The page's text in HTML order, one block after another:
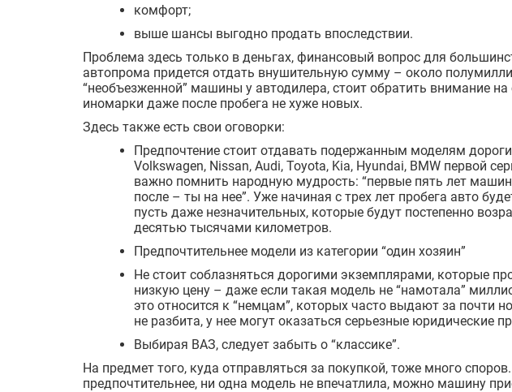
комфорт;
выше шансы выгодно продать впоследствии.
Проблема здесь только в деньгах, финансовый вопрос для
автопрома придется отдать внушительную сумму – около
“необъезженной” машины у автодилера, стоит обратить внимание
иномарки даже после пробега не хуже новых.
Здесь также есть свои оговорки:
Предпочтение стоит отдавать подержанным моделям
Volkswagen, Nissan, Audi, Toyota, Kia, Hyundai, BMW первой
важно помнить народную мудрость: “первые пять лет
после – ты на нее”. Уже начиная с трех лет пробега авто
пусть даже незначительных, которые будут постепенно
десятью тысячами километров.
Предпочтительнее модели из категории “один хозяин”
Не стоит соблазняться дорогими экземплярами, которые
низкую цену – даже если такая модель не “намотала”
это относится к “немцам”, которых часто выдают за почти
не разбита, у нее могут оказаться серьезные юридические
Выбирая ВАЗ, следует забыть о “классике”.
На предмет того, куда отправляться за покупкой, тоже много
предпочтительнее, ни одна модель не впечатлила, можно машину